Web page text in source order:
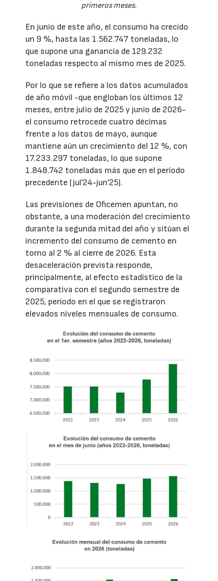
primeros meses.
En junio de este año, el consumo ha crecido
un 9 %, hasta las 1.562.747 toneladas, lo
que supone una ganancia de 129.232
toneladas respecto al mismo mes de 2025.
Por lo que se refiere a los datos acumulados
de año móvil -que engloban los últimos 12
meses, entre julio de 2025 y junio de 2026-
el consumo retrocede cuatro décimas
frente a los datos de mayo, aunque
mantiene aún un crecimiento del 12 %, con
17.233.297 toneladas, lo que supone
1.848.742 toneladas más que en el período
precedente (jul’24-jun’25).
Las previsiones de Oficemen apuntan, no
obstante, a una moderación del crecimiento
durante la segunda mitad del año y sitúan el
incremento del consumo de cemento en
torno al 2 % al cierre de 2026. Esta
desaceleración prevista responde,
principalmente, al efecto estadístico de la
comparativa con el segundo semestre de
2025, período en el que se registraron
elevados niveles mensuales de consumo.